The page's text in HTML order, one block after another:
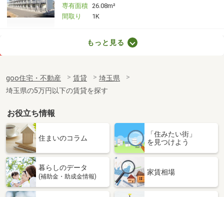
専有面積 26.08m²
間取り
1K
埼玉県川口市南鳩ヶ谷５丁目
専有面積
21.93m²
間取り
1K
埼玉県東松山市美原町２
価 格
7.80万円
埼玉県東松山市美原町２
専有面積 26.08m²
間取り
埼玉県東松山市美原町２
もっと見る
goo住宅・不動産 賃貸
埼玉県
埼玉県の5万円以下の賃貸を探す
お役立ち情報
住まいのコラム
「住みたい街」
を見つけよう
暮らしのデータ
(補助金・助成金情報)
家賃相場